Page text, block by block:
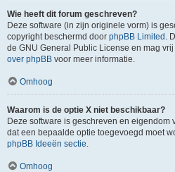
Wie heeft dit forum geschreven?
Deze software (in zijn originele vorm) is
copyright beschermd door phpBB Limited .
de GNU General Public License en mag
over phpBB voor meer informatie.
Omhoog
Waarom is de optie X niet beschikbaar?
Deze software is geschreven en eigendom
dat een bepaalde optie toegevoegd moet
phpBB Ideeën sectie.
Omhoog